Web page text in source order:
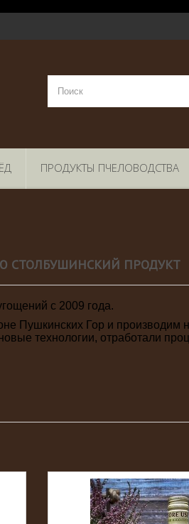
ПРОДУКТЫ ПЧЕЛОВОДСТВА
СТОЛБУШИНСКИЙ ПРОДУКТ
с 2009 года.
Пушкинских Гор и
технологии, отработали